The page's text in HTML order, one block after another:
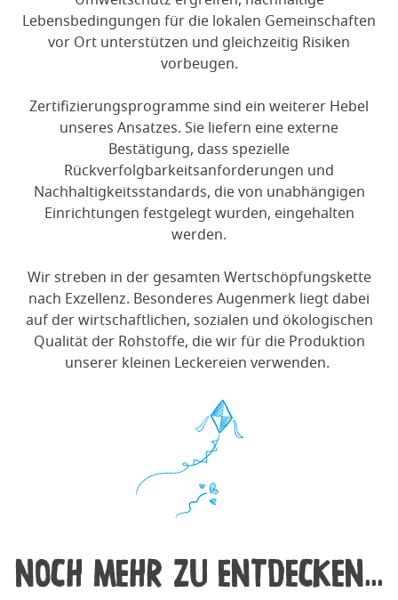
Lebensbedingungen für die lokalen Gemeinschaften
vor Ort unterstützen und gleichzeitig Risiken
vorbeugen.
Zertifizierungsprogramme sind ein weiterer Hebel
unseres Ansatzes. Sie liefern eine externe
Bestätigung, dass spezielle
Rückverfolgbarkeitsanforderungen und
Nachhaltigkeitsstandards, die von unabhängigen
Einrichtungen festgelegt wurden, eingehalten
werden.
Wir streben in der gesamten Wertschöpfungskette
nach Exzellenz. Besonderes Augenmerk liegt dabei
auf der wirtschaftlichen, sozialen und ökologischen
Qualität der Rohstoffe, die wir für die Produktion
unserer kleinen Leckereien verwenden.
NOCH MEHR ZU ENTDECKEN...